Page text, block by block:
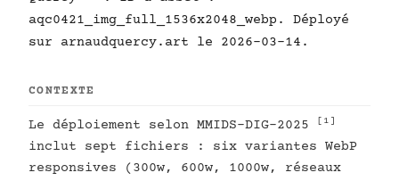
aqc0421_img_full_1536x2048_webp. Déployé
sur arnaudquercy.art le 2026-03-14.
CONTEXTE
Le déploiement selon MMIDS-DIG-2025 [1]
inclut sept fichiers : six variantes WebP
responsives (300w, 600w, 1000w, réseaux